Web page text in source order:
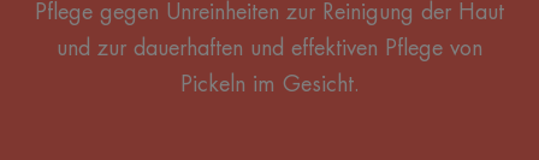
Pflege gegen Unreinheiten zur Reinigung der Haut
und zur dauerhaften und effektiven Pflege von
Pickeln im Gesicht.